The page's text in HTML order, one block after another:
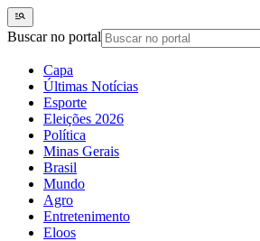
Buscar no portal
Capa
Últimas Notícias
Esporte
Eleições 2026
Política
Minas Gerais
Brasil
Mundo
Agro
Entretenimento
Eloos